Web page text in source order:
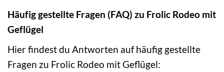
Häufig gestellte Fragen (FAQ) zu Frolic Rodeo mit
Geflügel
Hier findest du Antworten auf häufig gestellte
Fragen zu Frolic Rodeo mit Geflügel: